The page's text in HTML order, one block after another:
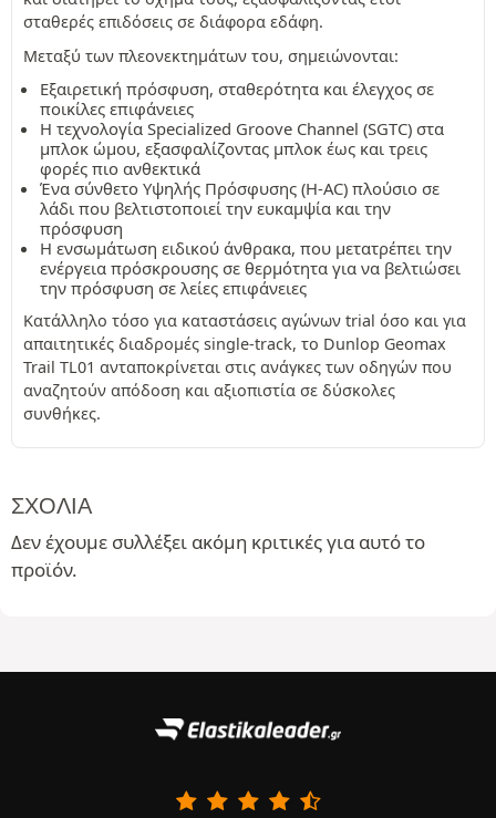
σταθερές επιδόσεις σε διάφορα εδάφη.
Μεταξύ των πλεονεκτημάτων του, σημειώνονται:
Εξαιρετική πρόσφυση, σταθερότητα και έλεγχος σε
ποικίλες επιφάνειες
Η τεχνολογία Specialized Groove Channel (SGTC) στα
μπλοκ ώμου, εξασφαλίζοντας μπλοκ έως και τρεις
φορές πιο ανθεκτικά
Ένα σύνθετο Υψηλής Πρόσφυσης (H-AC) πλούσιο σε
λάδι που βελτιστοποιεί την ευκαμψία και την
πρόσφυση
Η ενσωμάτωση ειδικού άνθρακα, που μετατρέπει την
ενέργεια πρόσκρουσης σε θερμότητα για να βελτιώσει
την πρόσφυση σε λείες επιφάνειες
Κατάλληλο τόσο για καταστάσεις αγώνων trial όσο και για
απαιτητικές διαδρομές single-track, το Dunlop Geomax
Trail TL01 ανταποκρίνεται στις ανάγκες των οδηγών που
αναζητούν απόδοση και αξιοπιστία σε δύσκολες
συνθήκες.
ΣΧΌΛΙΑ
Δεν έχουμε συλλέξει ακόμη κριτικές για αυτό το
προϊόν.